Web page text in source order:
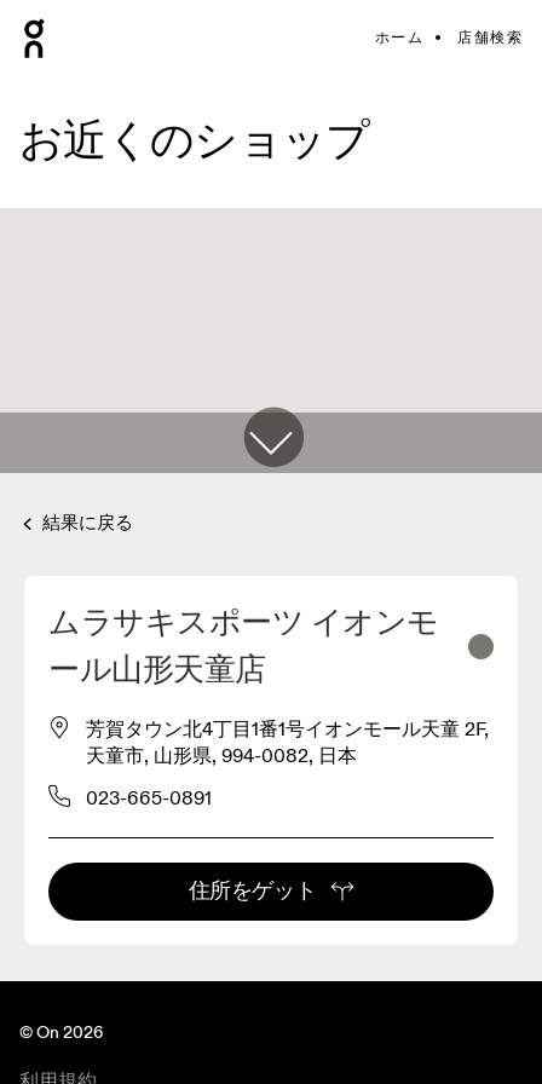
ホーム 店舗検索
お近くのショップ
結果に戻る
ムラサキスポーツ イオンモ
ール山形天童店
芳賀タウン北4丁目1番1号イオンモール天童 2F,
天童市, 山形県, 994-0082, 日本
023-665-0891
住所をゲット
© On 2026